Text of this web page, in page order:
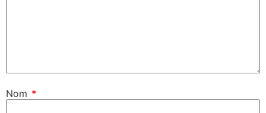
Nom *